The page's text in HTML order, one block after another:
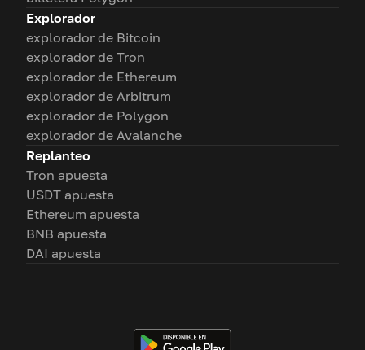
Explorador
explorador de Bitcoin
explorador de Tron
explorador de Ethereum
explorador de Arbitrum
explorador de Polygon
explorador de Avalanche
Replanteo
Tron apuesta
USDT apuesta
Ethereum apuesta
BNB apuesta
DAI apuesta